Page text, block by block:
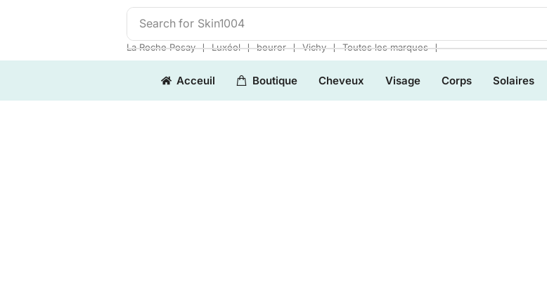
Search for Skin1004
La Roche Posay ❘ Luxéol ❘ beurer ❘ Vichy ❘ Toutes les marques ❘
Acceuil Boutique Cheveux Visage Corps Solaires